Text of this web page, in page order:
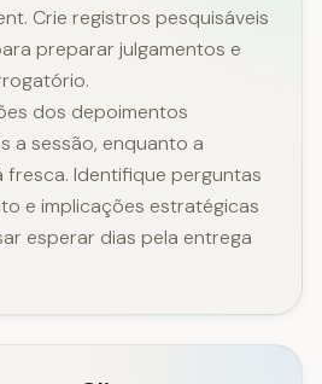
Crie registros pesquisáveis
preparar julgamentos e
dos depoimentos
a sessão, enquanto a
fresca. Identifique perguntas
e implicações estratégicas
esperar dias pela entrega